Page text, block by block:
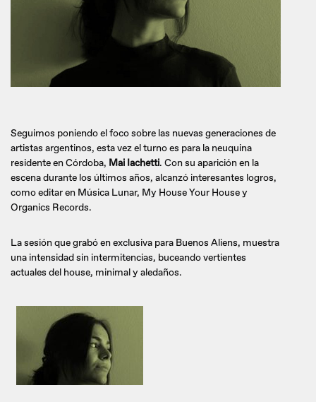
Seguimos poniendo el foco sobre las nuevas generaciones de
artistas argentinos, esta vez el turno es para la neuquina
residente en Córdoba, Mai Iachetti. Con su aparición en la
escena durante los últimos años, alcanzó interesantes logros,
como editar en Música Lunar, My House Your House y
Organics Records.
La sesión que grabó en exclusiva para Buenos Aliens, muestra
una intensidad sin intermitencias, buceando vertientes
actuales del house, minimal y aledaños.